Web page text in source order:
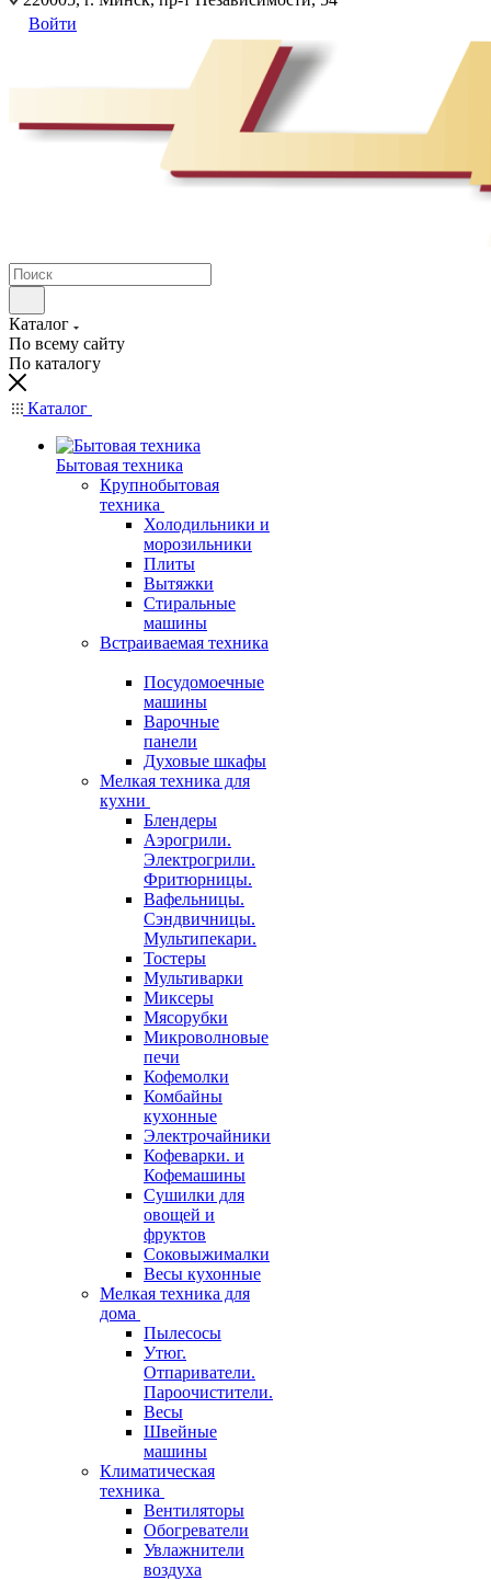
Войти
Каталог
По всему сайту
По каталогу
Каталог
Бытовая техника
Крупнобытовая
техника
Холодильники и
морозильники
Плиты
Вытяжки
Стиральные
машины
Встраиваемая техника
Посудомоечные
машины
Варочные
панели
Духовые шкафы
Мелкая техника для
кухни
Блендеры
Аэрогрили.
Электрогрили.
Фритюрницы.
Вафельницы.
Сэндвичницы.
Мультипекари.
Тостеры
Мультиварки
Миксеры
Мясорубки
Микроволновые
печи
Кофемолки
Комбайны
кухонные
Электрочайники
Кофеварки. и
Кофемашины
Сушилки для
овощей и
фруктов
Соковыжималки
Весы кухонные
Мелкая техника для
дома
Пылесосы
Утюг.
Отпариватели.
Пароочистители.
Весы
Швейные
машины
Климатическая
техника
Вентиляторы
Обогреватели
Увлажнители
воздуха